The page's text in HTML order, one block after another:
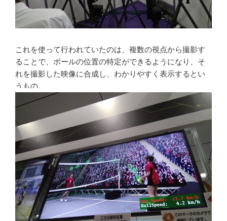
これを使って行われていたのは、複数の視点から撮影す
ることで、ボールの位置の特定ができるようになり、そ
れを撮影した映像に合成し、わかりやすく表示するとい
うもの。